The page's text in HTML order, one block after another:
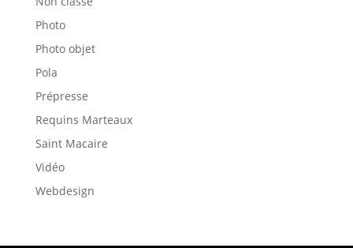
Photo
Photo objet
Pola
Prépresse
Requins Marteaux
Saint Macaire
Vidéo
Webdesign